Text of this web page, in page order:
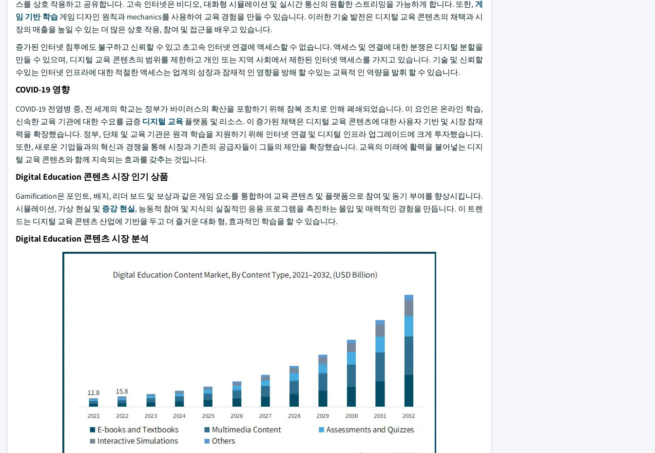
스를 상호 작용하고 공유합니다. 고속 인터넷은 비디오, 대화형 시뮬레이션 및 실시간 통신의 원활한 스트리밍을 가능하게 합니다. 또한, 게
임 기반 학습게임 디자인 원칙과 mechanics를 사용하여 교육 경험을 만들 수 있습니다. 이러한 기술 발전은 디지털 교육 콘텐츠의 채택과 시
장의 매출을 높일 수 있는 더 많은 상호 작용, 참여 및 접근을 배우고 있습니다.
증가된 인터넷 침투에도 불구하고 신뢰할 수 있고 초고속 인터넷 연결에 액세스할 수 없습니다. 액세스 및 연결에 대한 분쟁은 디지털 분할을
만들 수 있으며, 디지털 교육 콘텐츠의 범위를 제한하고 개인 또는 지역 사회에서 제한된 인터넷 액세스를 가지고 있습니다. 기술 및 신뢰할
수있는 인터넷 인프라에 대한 적절한 액세스는 업계의 성장과 잠재적 인 영향을 방해 할 수있는 교육적 인 역량을 발휘 할 수 있습니다.
COVID-19 영향
COVID-19 전염병 중, 전 세계의 학교는 정부가 바이러스의 확산을 포함하기 위해 잠복 조치로 인해 폐쇄되었습니다. 이 요인은 온라인 학습,
신속한 교육 기관에 대한 수요를 급증 디지털 교육플랫폼 및 리소스. 이 증가된 채택은 디지털 교육 콘텐츠에 대한 사용자 기반 및 시장 잠재
력을 확장했습니다. 정부, 단체 및 교육 기관은 원격 학습을 지원하기 위해 인터넷 연결 및 디지털 인프라 업그레이드에 크게 투자했습니다.
또한, 새로운 기업들과의 혁신과 경쟁을 통해 시장과 기존의 공급자들이 그들의 제안을 확장했습니다. 교육의 미래에 활력을 불어넣는 디지
털 교육 콘텐츠와 함께 지속되는 효과를 갖추는 것입니다.
Digital Education 콘텐츠 시장 인기 상품
Gamification은 포인트, 배지, 리더 보드 및 보상과 같은 게임 요소를 통합하여 교육 콘텐츠 및 플랫폼으로 참여 및 동기 부여를 향상시킵니다.
시뮬레이션, 가상 현실 및 증강 현실, 능동적 참여 및 지식의 실질적인 응용 프로그램을 촉진하는 몰입 및 매력적인 경험을 만듭니다. 이 트렌
드는 디지털 교육 콘텐츠 산업에 기반을 두고 더 즐거운 대화 형, 효과적인 학습을 할 수 있습니다.
Digital Education 콘텐츠 시장 분석